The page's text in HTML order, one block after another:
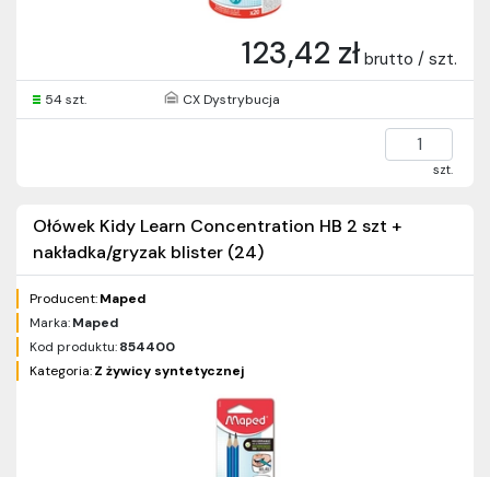
123,42 zł brutto / szt.
54 szt. CX Dystrybucja
szt.
Ołówek Kidy Learn Concentration HB 2 szt +
nakładka/gryzak blister (24)
Producent:Maped
Marka:Maped
Kod produktu:854400
Kategoria:Z żywicy syntetycznej